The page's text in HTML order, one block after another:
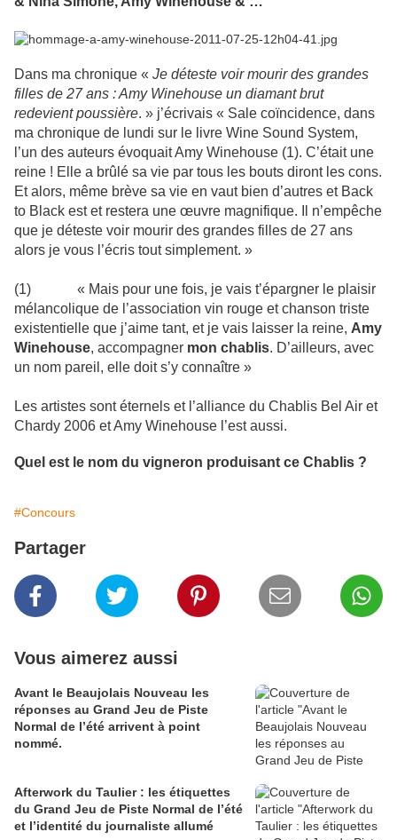
Dans ma chronique « Je déteste voir mourir des grandes
filles de 27 ans : Amy Winehouse un diamant brut
redevient poussière. » j’écrivais « Sale coïncidence, dans
ma chronique de lundi sur le livre Wine Sound System,
l’un des auteurs évoquait Amy Winehouse (1). C’était une
reine ! Elle a brûlé sa vie par tous les bouts diront les cons.
Et alors, même brève sa vie en vaut bien d’autres et Back
to Black est et restera une œuvre magnifique. Il n’empêche
que je déteste voir mourir des grandes filles de 27 ans
alors je vous l’écris tout simplement. »
(1) « Mais pour une fois, je vais t’épargner le plaisir
mélancolique de l’association vin rouge et chanson triste
existentielle que j’aime tant, et je vais laisser la reine, Amy
Winehouse, accompagner mon chablis. D’ailleurs, avec
un nom pareil, elle doit s’y connaître »
Les artistes sont éternels et l’alliance du Chablis Bel Air et
Chardy 2006 et Amy Winehouse l’est aussi.
Quel est le nom du vigneron produisant ce Chablis ?
#Concours
Partager
Vous aimerez aussi
Avant le Beaujolais Nouveau les
réponses au Grand Jeu de Piste
Normal de l’été arrivent à point
nommé.
Afterwork du Taulier : les étiquettes
du Grand Jeu de Piste Normal de l’été
et l’identité du journaliste allumé